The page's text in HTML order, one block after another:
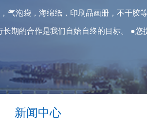
气泡袋，海绵纸，印刷品画册，不干胶
期的合作是我们自始自终的目标。 ●
新闻中心